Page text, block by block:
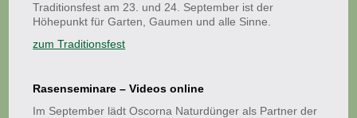
Traditionsfest am 23. und 24. September ist der
Höhepunkt für Garten, Gaumen und alle Sinne.
zum Traditionsfest
Rasenseminare – Videos online
Im September lädt Oscorna Naturdünger als Partner der